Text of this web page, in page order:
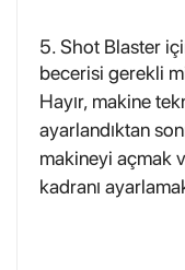
5. Shot Blaster
becerisi gerekli
Hayır, makine
ayarlandıktan
makineyi açmak
kadranı